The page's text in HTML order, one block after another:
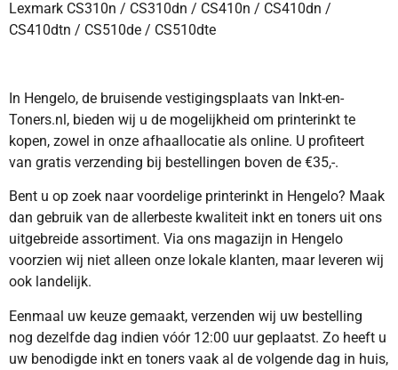
Lexmark CS310n / CS310dn / CS410n / CS410dn /
CS410dtn / CS510de / CS510dte
In Hengelo, de bruisende vestigingsplaats van Inkt-en-
Toners.nl, bieden wij u de mogelijkheid om printerinkt te
kopen, zowel in onze afhaallocatie als online. U profiteert
van gratis verzending bij bestellingen boven de €35,-.
Bent u op zoek naar voordelige printerinkt in Hengelo? Maak
dan gebruik van de allerbeste kwaliteit inkt en toners uit ons
uitgebreide assortiment. Via ons magazijn in Hengelo
voorzien wij niet alleen onze lokale klanten, maar leveren wij
ook landelijk.
Eenmaal uw keuze gemaakt, verzenden wij uw bestelling
nog dezelfde dag indien vóór 12:00 uur geplaatst. Zo heeft u
uw benodigde inkt en toners vaak al de volgende dag in huis,